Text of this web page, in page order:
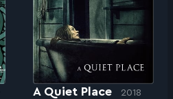
A Quiet Place 2018